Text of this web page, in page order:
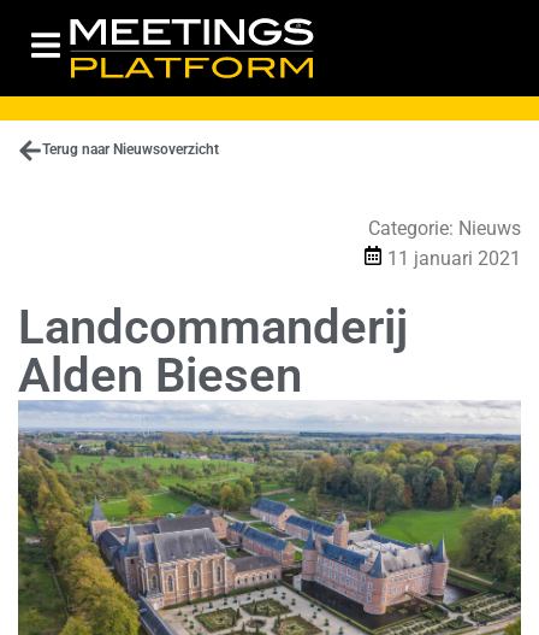
Terug naar Nieuwsoverzicht
Categorie: Nieuws
11 januari 2021
Landcommanderij
Alden Biesen